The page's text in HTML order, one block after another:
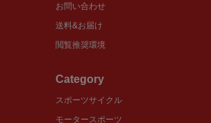
お問い合わせ
送料&お届け
閲覧推奨環境
Category
スポーツサイクル
モータースポーツ